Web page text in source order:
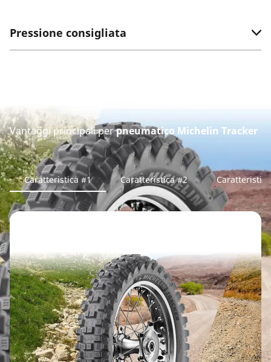
Pressione consigliata
Vantaggi principali perpneumatico Michelin Tracker
Caratteristica #1 Caratteristica #2